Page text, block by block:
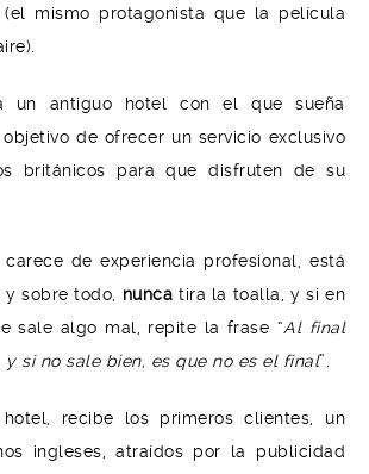
mismo protagonista que la película
un antiguo hotel con el que sueña
de ofrecer un servicio exclusivo
británicos para que disfruten de su
de experiencia profesional, está
sobre todo, nunca tira la toalla, y si en
sale algo mal, repite la frase “Al final
si no sale bien, es que no es el final”.
recibe los primeros clientes, un
ingleses, atraídos por la publicidad